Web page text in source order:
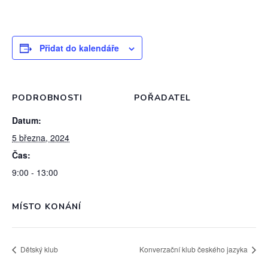
Přidat do kalendáře
PODROBNOSTI
Datum:
5 března, 2024
Čas:
9:00 - 13:00
POŘADATEL
MÍSTO KONÁNÍ
Dětský klub Konverzační klub českého jazyka